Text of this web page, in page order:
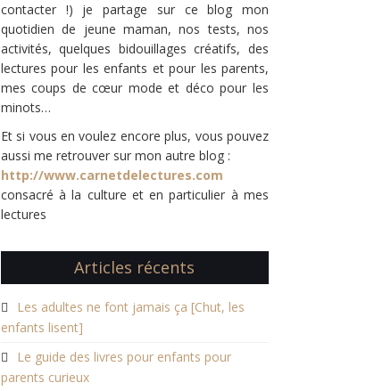
contacter !) je partage sur ce blog mon
quotidien de jeune maman, nos tests, nos
activités, quelques bidouillages créatifs, des
lectures pour les enfants et pour les parents,
mes coups de cœur mode et déco pour les
minots…
Et si vous en voulez encore plus, vous pouvez
aussi me retrouver sur mon autre blog :
http://www.carnetdelectures.com
consacré à la culture et en particulier à mes
lectures
Articles récents
Les adultes ne font jamais ça [Chut, les
enfants lisent]
Le guide des livres pour enfants pour
parents curieux